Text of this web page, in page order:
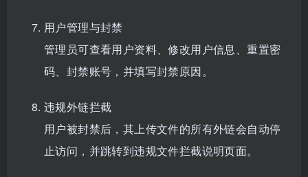
用户管理与封禁
管理员可查看用户资料、修改用户信息、重置密
码、封禁账号，并填写封禁原因。
违规外链拦截
用户被封禁后，其上传文件的所有外链会自动停
止访问，并跳转到违规文件拦截说明页面。